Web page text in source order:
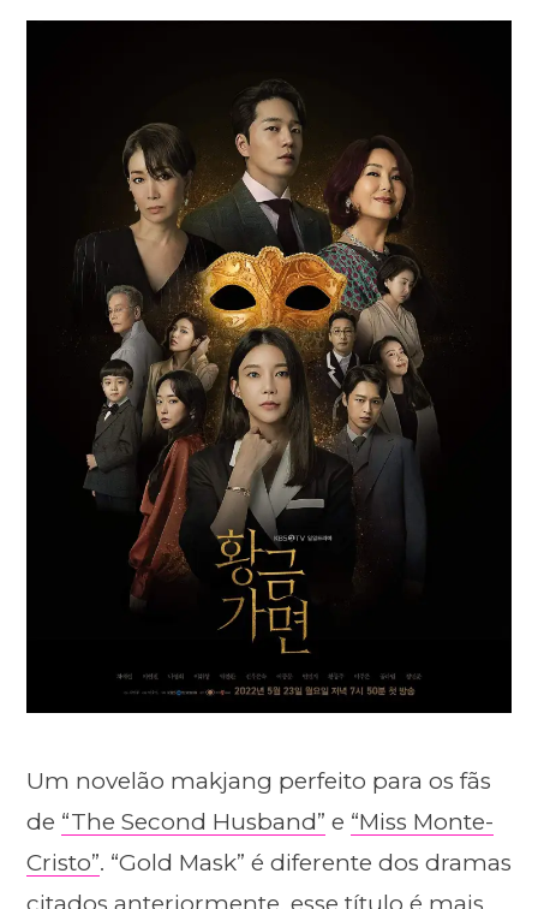
Um novelão makjang perfeito para os fãs
de “The Second Husband” e “Miss Monte-
Cristo”. “Gold Mask” é diferente dos dramas